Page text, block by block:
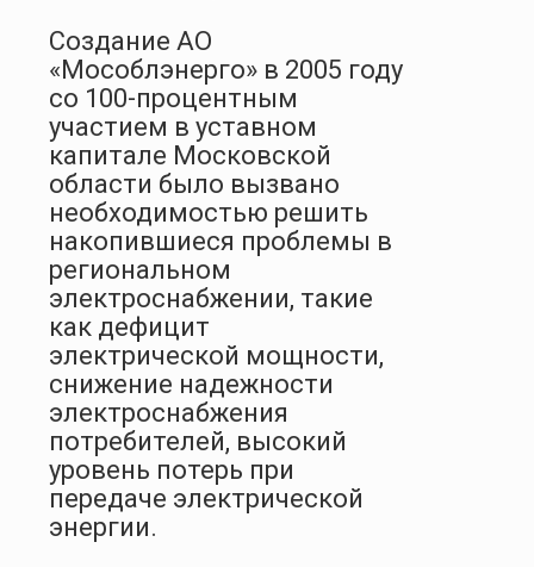
Создание АО
«Мособлэнерго» в 2005 году
со 100-процентным
участием в уставном
капитале Московской
области было вызвано
необходимостью решить
накопившиеся проблемы в
региональном
электроснабжении, такие
как дефицит
электрической мощности,
снижение надежности
электроснабжения
потребителей, высокий
уровень потерь при
передаче электрической
энергии.